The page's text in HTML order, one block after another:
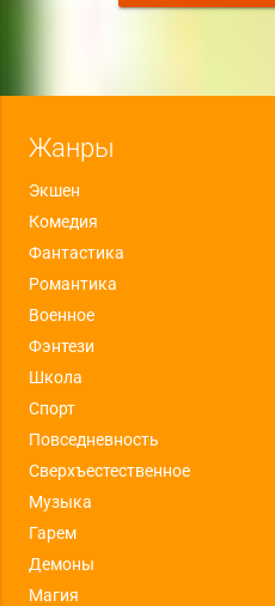
Жанры
Экшен
Комедия
Фантастика
Романтика
Военное
Фэнтези
Школа
Спорт
Повседневность
Сверхъестественное
Музыка
Гарем
Демоны
Магия